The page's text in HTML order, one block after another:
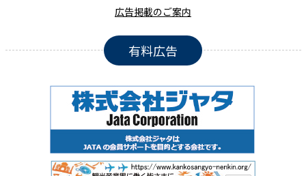
広告掲載のご案内
有料広告